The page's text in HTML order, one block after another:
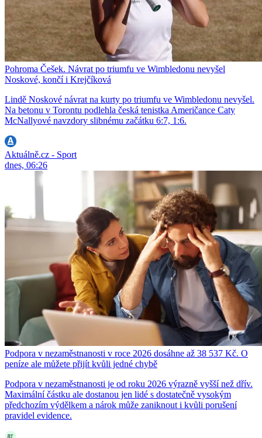
Pohroma Češek. Návrat po triumfu ve Wimbledonu nevyšel
Noskové, končí i Krejčíková
Lindě Noskové návrat na kurty po triumfu ve Wimbledonu nevyšel.
Na betonu v Torontu podlehla česká tenistka Američance Caty
McNallyové navzdory slibnému začátku 6:7, 1:6.
Aktuálně.cz - Sport
dnes, 06:26
Podpora v nezaměstnanosti v roce 2026 dosáhne až 38 537 Kč. O
peníze ale můžete přijít kvůli jedné chybě
Podpora v nezaměstnanosti je od roku 2026 výrazně vyšší než dřív.
Maximální částku ale dostanou jen lidé s dostatečně vysokým
předchozím výdělkem a nárok může zaniknout i kvůli porušení
pravidel evidence.